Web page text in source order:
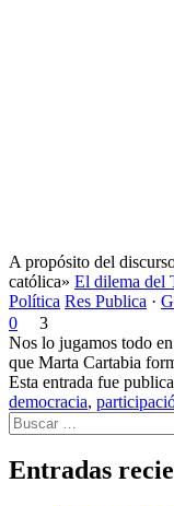
A propósito del
católica» El dilema del
Política Res Publica ·
0
3
Nos lo jugamos todo
que Marta Cartabia
Esta entrada fue
democracia,
Buscar
Entradas